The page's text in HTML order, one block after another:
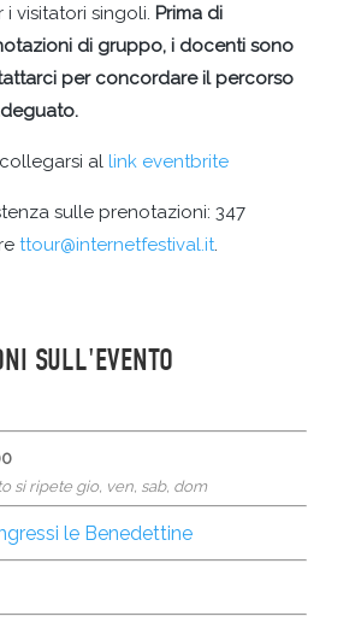
visitatori singoli. Prima di
di gruppo, i docenti sono
per concordare il percorso
al link eventbrite
sulle prenotazioni: 347
ttour@internetfestival.it.
SULL'EVENTO
si ripete gio, ven, sab, dom
le Benedettine